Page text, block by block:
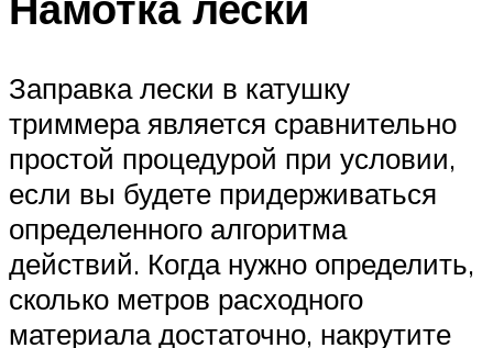
Заправка лески в катушку
триммера является сравнительно
простой процедурой при условии,
если вы будете придерживаться
определенного алгоритма
действий. Когда нужно определить,
сколько метров расходного
материала достаточно, накрутите